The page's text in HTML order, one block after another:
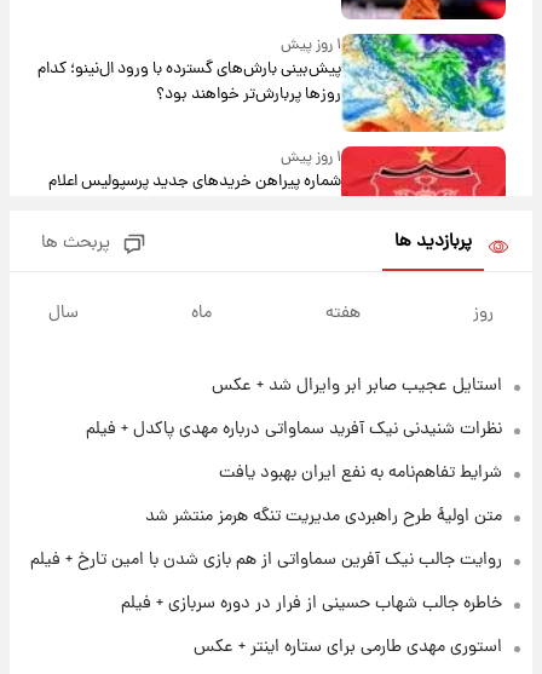
۱ روز پیش
پیش‌بینی بارش‌های گسترده با ورود ال‌نینو؛ کدام
روزها پربارش‌تر خواهند بود؟
۱ روز پیش
شماره پیراهن خریدهای جدید پرسپولیس اعلام
شد+فیلم
۱ روز پیش
امروز پنجشنبه ۱۵ مرداد ۱۴۰۵ +جدول
قیمت طلا و سکه امروز پنجشنبه ۱۵ مرداد ۱۴۰۵
۱ روز پیش
شارژ جدید کالابرگ برای سه دهک؛ جزئیات اعلام
شد
پربازدید ها پربحث ها
روز هفته ماه سال
استایل عجیب صابر ابر وایرال شد + عکس
نظرات شنیدنی نیک آفرید سماواتی درباره مهدی پاکدل + فیلم
شرایط تفاهم‌نامه به نفع ایران بهبود یافت
متن اولیۀ طرح راهبردی مدیریت تنگه هرمز منتشر شد
روایت جالب نیک آفرین سماواتی از هم بازی شدن با امین تارخ + فیلم
خاطره جالب شهاب حسینی از فرار در دوره سربازی + فیلم
استوری مهدی طارمی برای ستاره اینتر + عکس